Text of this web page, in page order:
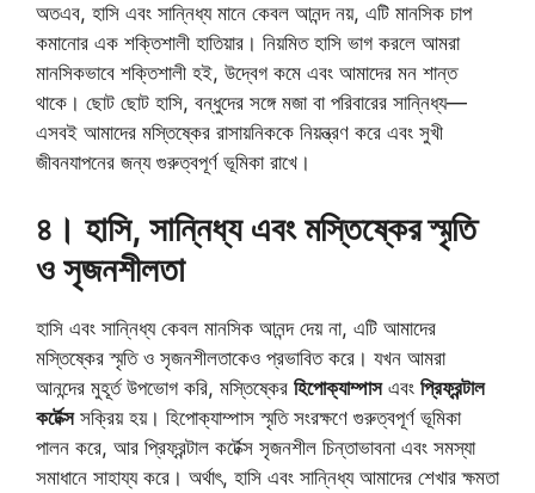
অতএব, হাসি এবং সান্নিধ্য মানে কেবল আনন্দ নয়, এটি মানসিক চাপ
কমানোর এক শক্তিশালী হাতিয়ার। নিয়মিত হাসি ভাগ করলে আমরা
মানসিকভাবে শক্তিশালী হই, উদ্বেগ কমে এবং আমাদের মন শান্ত
থাকে। ছোট ছোট হাসি, বন্ধুদের সঙ্গে মজা বা পরিবারের সান্নিধ্য—
এসবই আমাদের মস্তিষ্কের রাসায়নিককে নিয়ন্ত্রণ করে এবং সুখী
জীবনযাপনের জন্য গুরুত্বপূর্ণ ভূমিকা রাখে।
৪। হাসি, সান্নিধ্য এবং মস্তিষ্কের স্মৃতি
ও সৃজনশীলতা
হাসি এবং সান্নিধ্য কেবল মানসিক আনন্দ দেয় না, এটি আমাদের
মস্তিষ্কের স্মৃতি ও সৃজনশীলতাকেও প্রভাবিত করে। যখন আমরা
আনন্দের মুহূর্ত উপভোগ করি, মস্তিষ্কের হিপোক্যাম্পাসএবং প্রিফ্রন্টাল
কর্টেক্সসক্রিয় হয়। হিপোক্যাম্পাস স্মৃতি সংরক্ষণে গুরুত্বপূর্ণ ভূমিকা
পালন করে, আর প্রিফ্রন্টাল কর্টেক্স সৃজনশীল চিন্তাভাবনা এবং সমস্যা
সমাধানে সাহায্য করে। অর্থাৎ, হাসি এবং সান্নিধ্য আমাদের শেখার ক্ষমতা